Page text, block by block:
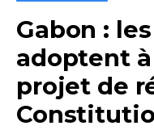
Gabon :
adoptent
projet de